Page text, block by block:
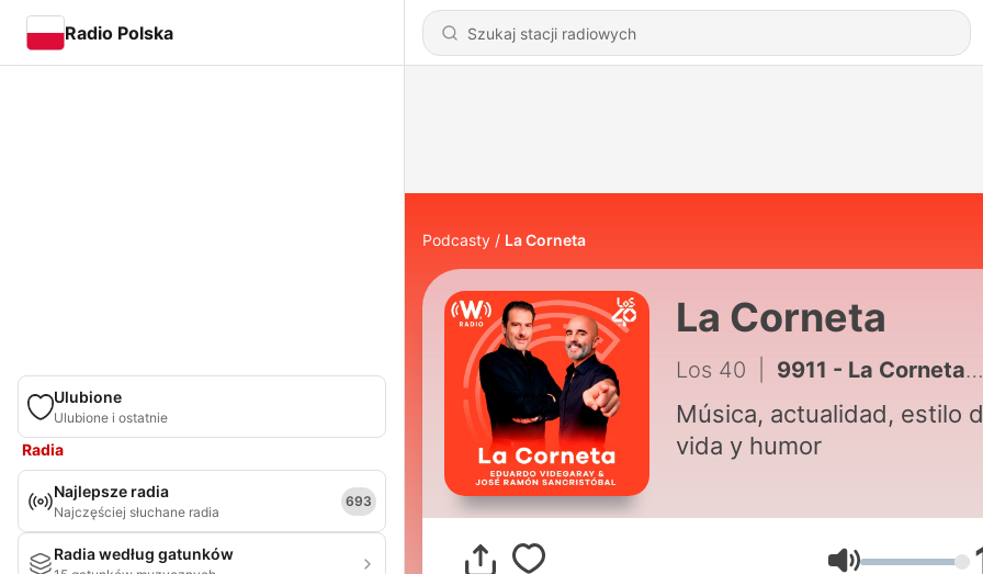
Radio Polska
Ulubione
Ulubione i ostatnie
Radia
Najlepsze radia
Najczęściej słuchane radia
693
Radia według gatunków
Podcasty La Corneta
La Corneta
Los 40 9911 - La Corneta COMPLETA 5 de Agosto del 2026
Música, actualidad, estilo
vida y humor